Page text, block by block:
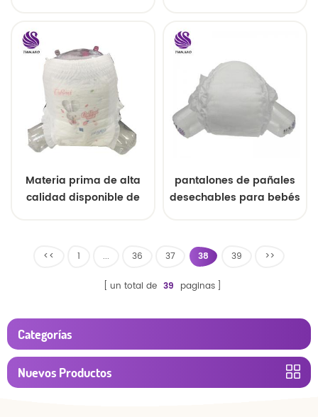
Materia prima de alta
calidad disponible de
pantalones de pañales
desechables para bebés
<< 1 ... 36 37 38 39 >>
un total de 39 paginas
Categorías
Nuevos Productos